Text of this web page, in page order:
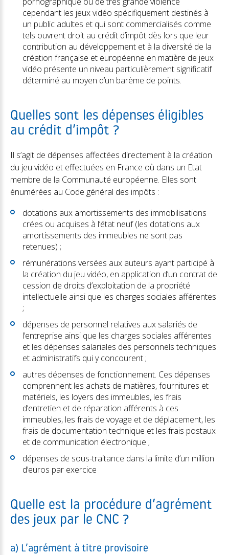
cependant les jeux vidéo spécifiquement destinés à
un public adultes et qui sont commercialisés comme
tels ouvrent droit au crédit d’impôt dès lors que leur
contribution au développement et à la diversité de la
création française et européenne en matière de jeux
vidéo présente un niveau particulièrement significatif
déterminé au moyen d’un barème de points.
Quelles sont les dépenses éligibles
au crédit d’impôt ?
Il s’agit de dépenses affectées directement à la création
du jeu vidéo et effectuées en France où dans un Etat
membre de la Communauté européenne. Elles sont
énumérées au Code général des impôts :
dotations aux amortissements des immobilisations
crées ou acquises à l’état neuf (les dotations aux
amortissements des immeubles ne sont pas
retenues) ;
rémunérations versées aux auteurs ayant participé à
la création du jeu vidéo, en application d’un contrat de
cession de droits d’exploitation de la propriété
intellectuelle ainsi que les charges sociales afférentes
;
dépenses de personnel relatives aux salariés de
l’entreprise ainsi que les charges sociales afférentes
et les dépenses salariales des personnels techniques
et administratifs qui y concourent ;
autres dépenses de fonctionnement. Ces dépenses
comprennent les achats de matières, fournitures et
matériels, les loyers des immeubles, les frais
d’entretien et de réparation afférents à ces
immeubles, les frais de voyage et de déplacement, les
frais de documentation technique et les frais postaux
et de communication électronique ;
dépenses de sous-traitance dans la limite d’un million
d’euros par exercice
Quelle est la procédure d’agrément
des jeux par le CNC ?
a) L’agrément à titre provisoire